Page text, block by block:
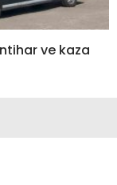
ve kaza